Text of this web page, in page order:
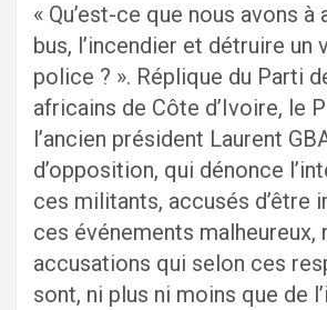
« Qu’est-ce que nous avons à
bus, l’incendier et détruire un
police ? ». Réplique du Parti
africains de Côte d’Ivoire, le
l’ancien président Laurent
d’opposition, qui dénonce
ces militants, accusés d’être
ces événements malheureux,
accusations qui selon ces
sont, ni plus ni moins que de